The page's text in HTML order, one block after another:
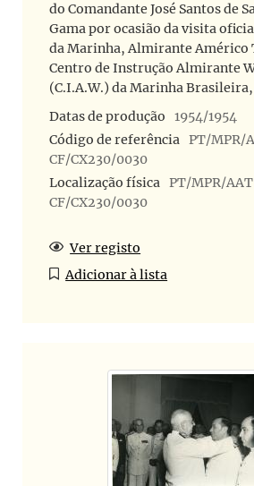
do Comandante José Santos de
Gama por ocasião da visita
da Marinha, Almirante Américo
Centro de Instrução Almirante
(C.I.A.W.) da Marinha Brasileira,
Datas de produção
1954/1954
Código de referência PT/MPR/
CF/CX230/0030
Localização física PT/MPR/
CF/CX230/0030
Ver registo
Adicionar à lista